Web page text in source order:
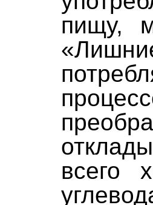
пищу,
всего